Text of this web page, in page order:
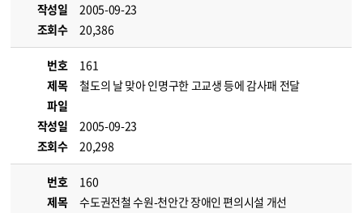
작성일
2005-09-23
조회수
20,386
번호
161
제목
철도의 날 맞아 인명구한 고교생 등에 감사패 전달
파일
작성일
2005-09-23
조회수
20,298
번호
160
제목
수도권전철 수원-천안간 장애인 편의시설 개선